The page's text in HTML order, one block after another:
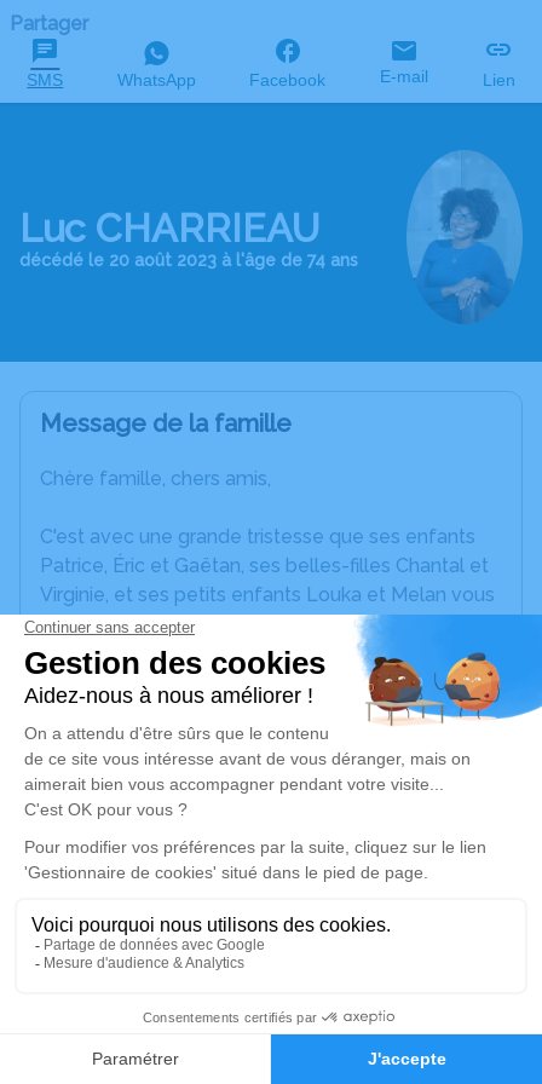
Faire-part Hommages
Partager
SMS WhatsApp Facebook E-mail Lien
Luc CHARRIEAU
décédé le 20 août 2023 à l'âge de 74 ans
Message de la famille
Chère famille, chers amis,
C'est avec une grande tristesse que ses enfants
Patrice, Éric et Gaëtan, ses belles-filles Chantal et
Virginie, et ses petits enfants Louka et Melan vous
annonçent le décès de
survenudimanche
août 2023à Nantes. La cérémonie se déroulera le
samedi 26 août 2023 à 11h30 à l'adresse suivante :
Eglise de Chéméré - 44680 Chaumes-en-Retz
(Chéméré).
Pour celles et ceux qui souhaiteraient participer à
la mise en bière, rdv au plus tard à 10h30 / 10h40
au funérarium, 18 rue du Cheval Blanc 44320
Chaumes-en-Retz
Un service de plantation d’arbre hommage est
disponible ici.
Je rends hommage